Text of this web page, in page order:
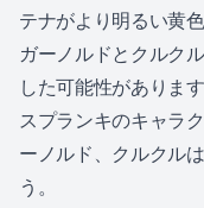
テナがより明るい黄
ガーノルドとクルク
した可能性があります
スプランキのキャラ
ーノルド、クルクル
う。